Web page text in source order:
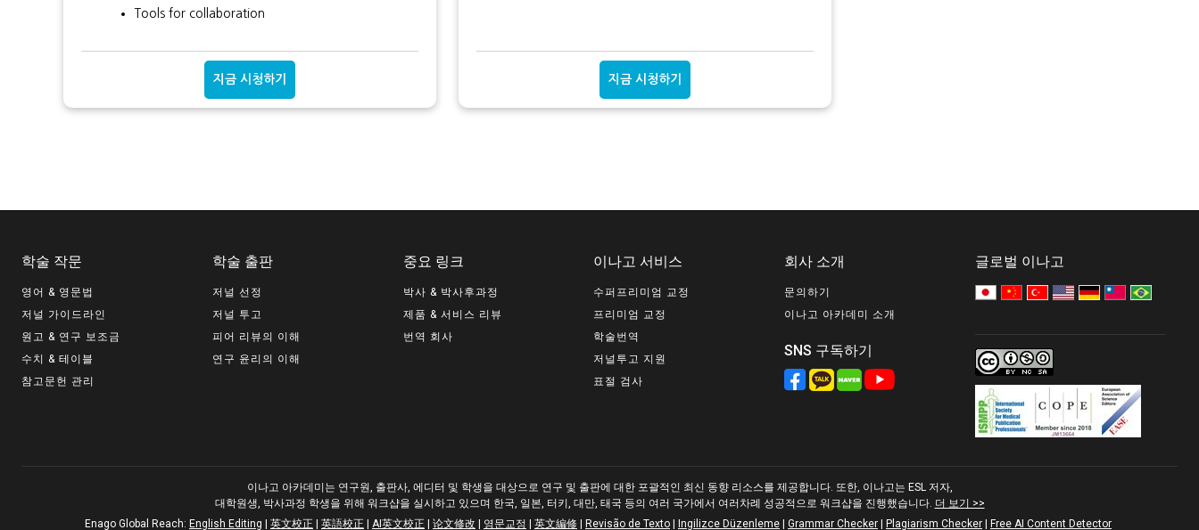
Tools for collaboration
지금 시청하기 지금 시청하기
학술 작문
영어 & 영문법
저널 가이드라인
원고 & 연구 보조금
수치 & 테이블
참고문헌 관리
학술 출판
저널 선정
저널 투고
피어 리뷰의 이해
연구 윤리의 이해
중요 링크
박사 & 박사후과정
제품 & 서비스 리뷰
번역 회사
이나고 서비스
수퍼프리미엄 교정
프리미엄 교정
학술번역
저널투고 지원
표절 검사
회사 소개
문의하기
이나고 아카데미 소개
SNS 구독하기
글로벌 이나고
이나고 아카데미는 연구원, 출판사, 에디터 및 학생을 대상으로 연구 및 출판에 대한 포괄적인 최신 동향 리소스를 제공합니다. 또한, 이나고는 ESL 저자,
대학원생, 박사과정 학생을 위해 워크샵을 실시하고 있으며 한국, 일본, 터키, 대만, 태국 등의 여러 국가에서 여러차례 성공적으로 워크샵을 진행했습니다. 더 보기 >>
Enago Global Reach: English Editing | 英文校正 | 英語校正 | AI英文校正 | 论文修改 | 영문교정 | 英文編修 | Revisão de Texto | Ingilizce Düzenleme | Grammar Checker | Plagiarism Checker | Free AI Content Detector